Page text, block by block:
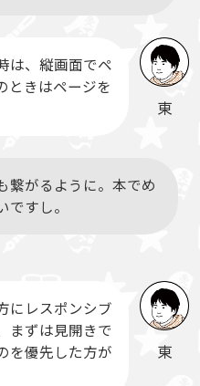
東
は、縦画面でペ
ときはページを
繋がるように。本でめ
ですし。
東
にレスポンシブ
まずは見開きで
を優先した方が